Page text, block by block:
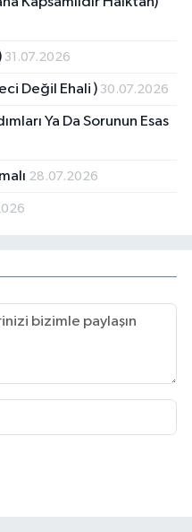
31.07.2026
Değil Ehali ) 30.07.2026
Ya Da Sorunun Esas
28.07.2026